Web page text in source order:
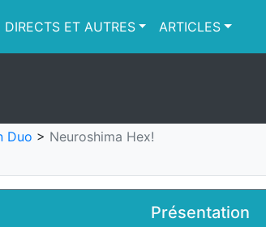
DIRECTS ET AUTRES ARTICLES
Duo > Neuroshima Hex!
Présentation